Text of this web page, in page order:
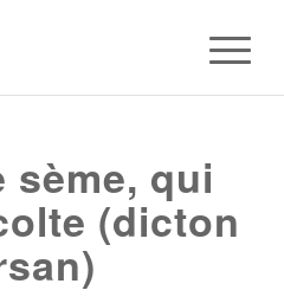
sème, qui
(dicton